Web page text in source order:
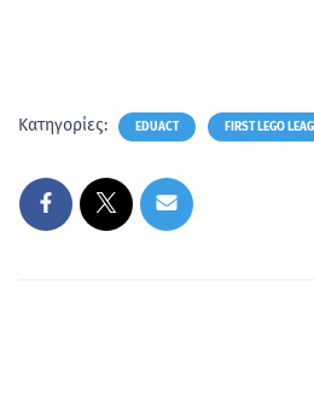
Κατηγορίες: EDUACT FIRST LEGO